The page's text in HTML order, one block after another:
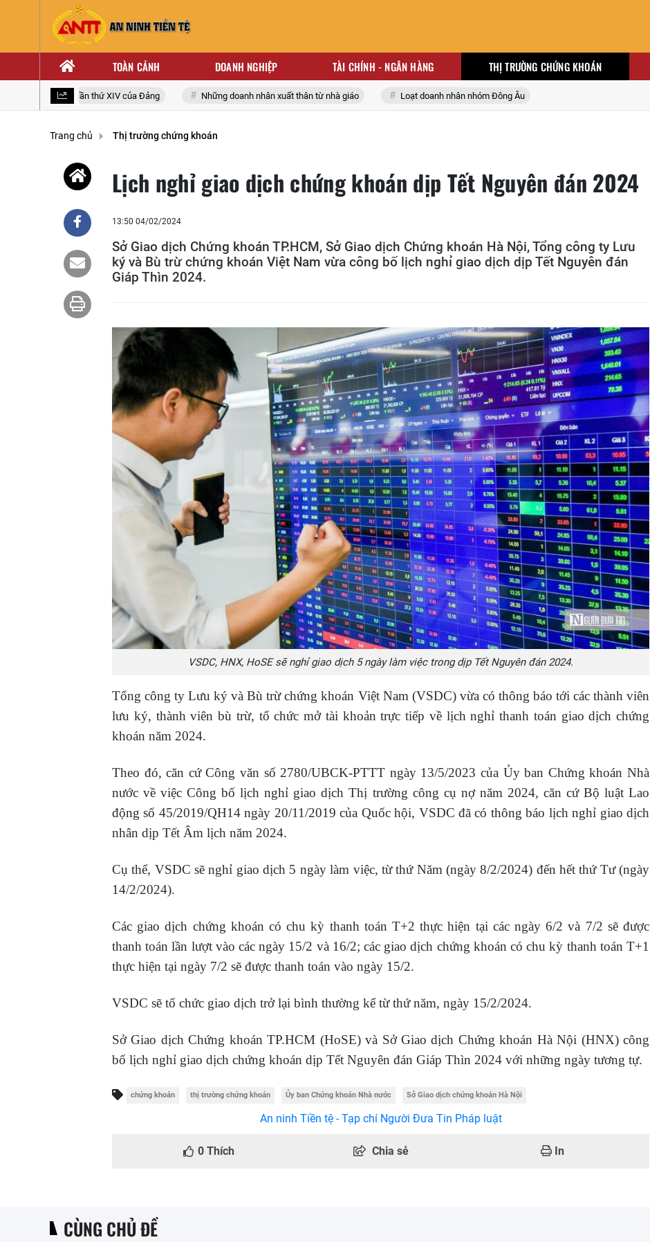
TOÀN CẢNH DOANH NGHIỆP TÀI CHÍNH - NGÂN HÀNG THỊ TRƯỜNG CHỨNG KHOÁN
toàn quốc lần thứ XIV của Đảng Những doanh nhân xuất thân từ nhà giáo Loạt doanh nhân nhóm Đông Âu
Trang chủ Thị trường chứng khoán
Lịch nghỉ giao dịch chứng khoán dịp Tết Nguyên đán 2024
13:50 04/02/2024
Sở Giao dịch Chứng khoán TP.HCM, Sở Giao dịch Chứng khoán Hà Nội, Tổng công ty Lưu
ký và Bù trừ chứng khoán Việt Nam vừa công bố lịch nghỉ giao dịch dịp Tết Nguyên đán
Giáp Thìn 2024.
VSDC, HNX, HoSE sẽ nghỉ giao dịch 5 ngày làm việc trong dịp Tết Nguyên đán 2024.
Tổng công ty Lưu ký và Bù trừ chứng khoán Việt Nam (VSDC) vừa có thông báo tới các thành viên
lưu ký, thành viên bù trừ, tổ chức mở tài khoản trực tiếp về lịch nghỉ thanh toán giao dịch chứng
khoán năm 2024.
Theo đó, căn cứ Công văn số 2780/UBCK-PTTT ngày 13/5/2023 của Ủy ban Chứng khoán Nhà
nước về việc Công bố lịch nghỉ giao dịch Thị trường công cụ nợ năm 2024, căn cứ Bộ luật Lao
động số 45/2019/QH14 ngày 20/11/2019 của Quốc hội, VSDC đã có thông báo lịch nghỉ giao dịch
nhân dịp Tết Âm lịch năm 2024.
Cụ thể, VSDC sẽ nghỉ giao dịch 5 ngày làm việc, từ thứ Năm (ngày 8/2/2024) đến hết thứ Tư (ngày
14/2/2024).
Các giao dịch chứng khoán có chu kỳ thanh toán T+2 thực hiện tại các ngày 6/2 và 7/2 sẽ được
thanh toán lần lượt vào các ngày 15/2 và 16/2; các giao dịch chứng khoán có chu kỳ thanh toán T+1
thực hiện tại ngày 7/2 sẽ được thanh toán vào ngày 15/2.
VSDC sẽ tổ chức giao dịch trở lại bình thường kể từ thứ năm, ngày 15/2/2024.
Sở Giao dịch Chứng khoán TP.HCM (HoSE) và Sở Giao dịch Chứng khoán Hà Nội (HNX) công
bố lịch nghỉ giao dịch chứng khoán dịp Tết Nguyên đán Giáp Thìn 2024 với những ngày tương tự.
chứng khoán thị trường chứng khoán Ủy ban Chứng khoán Nhà nước Sở Giao dịch chứng khoán Hà Nội
An ninh Tiền tệ - Tạp chí Người Đưa Tin Pháp luật
0 Thích Chia sẻ In
CÙNG CHỦ ĐỀ